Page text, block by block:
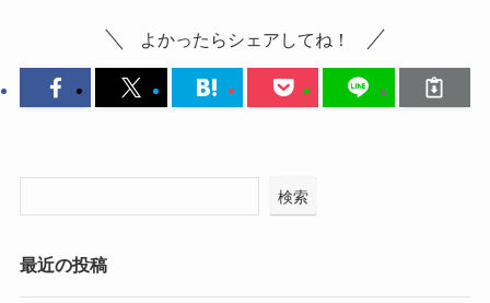
よかったらシェアしてね！
検索
最近の投稿